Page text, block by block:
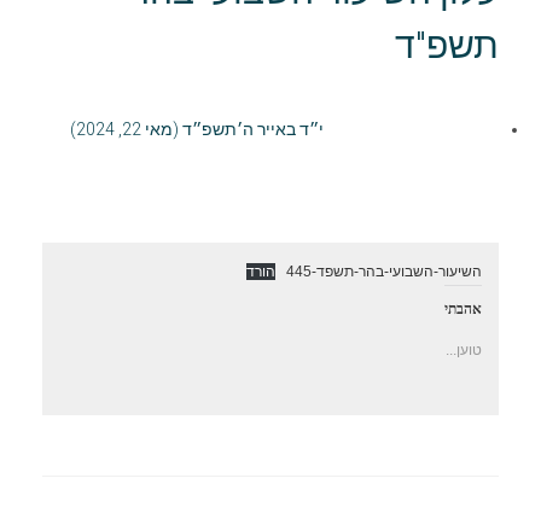
תשפ"ד
י״ד באייר ה׳תשפ״ד (מאי 22, 2024)
השיעור-השבועי-בהר-תשפד-445 הורד
אהבתי
טוען...